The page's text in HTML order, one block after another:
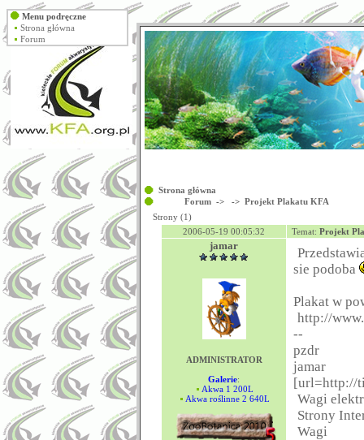
Strona główna
Forum -> -> Projekt Plakatu KFA
Strony (1)
2006-05-19 00:05:32
Temat: Projekt
jamar
ADMINISTRATOR
Galerie:
Akwa 1 200L
Akwa roślinne 2 640L
sie podoba
Plakat w
http://
--
pzdr
jamar
[url=http://
Wagi
Strony
Wagi
Menu podręczne
Strona główna
Forum